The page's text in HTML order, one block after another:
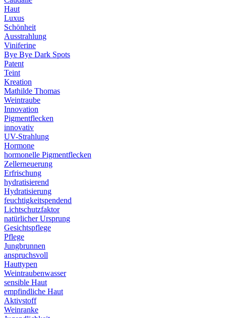
Haut
Luxus
Schönheit
Ausstrahlung
Viniferine
Bye Bye Dark Spots
Patent
Teint
Kreation
Mathilde Thomas
Weintraube
Innovation
Pigmentflecken
innovativ
UV-Strahlung
Hormone
hormonelle Pigmentflecken
Zellerneuerung
Erfrischung
hydratisierend
Hydratisierung
feuchtigkeitspendend
Lichtschutzfaktor
natürlicher Ursprung
Gesichtspflege
Pflege
Jungbrunnen
anspruchsvoll
Hauttypen
Weintraubenwasser
sensible Haut
empfindliche Haut
Aktivstoff
Weinranke